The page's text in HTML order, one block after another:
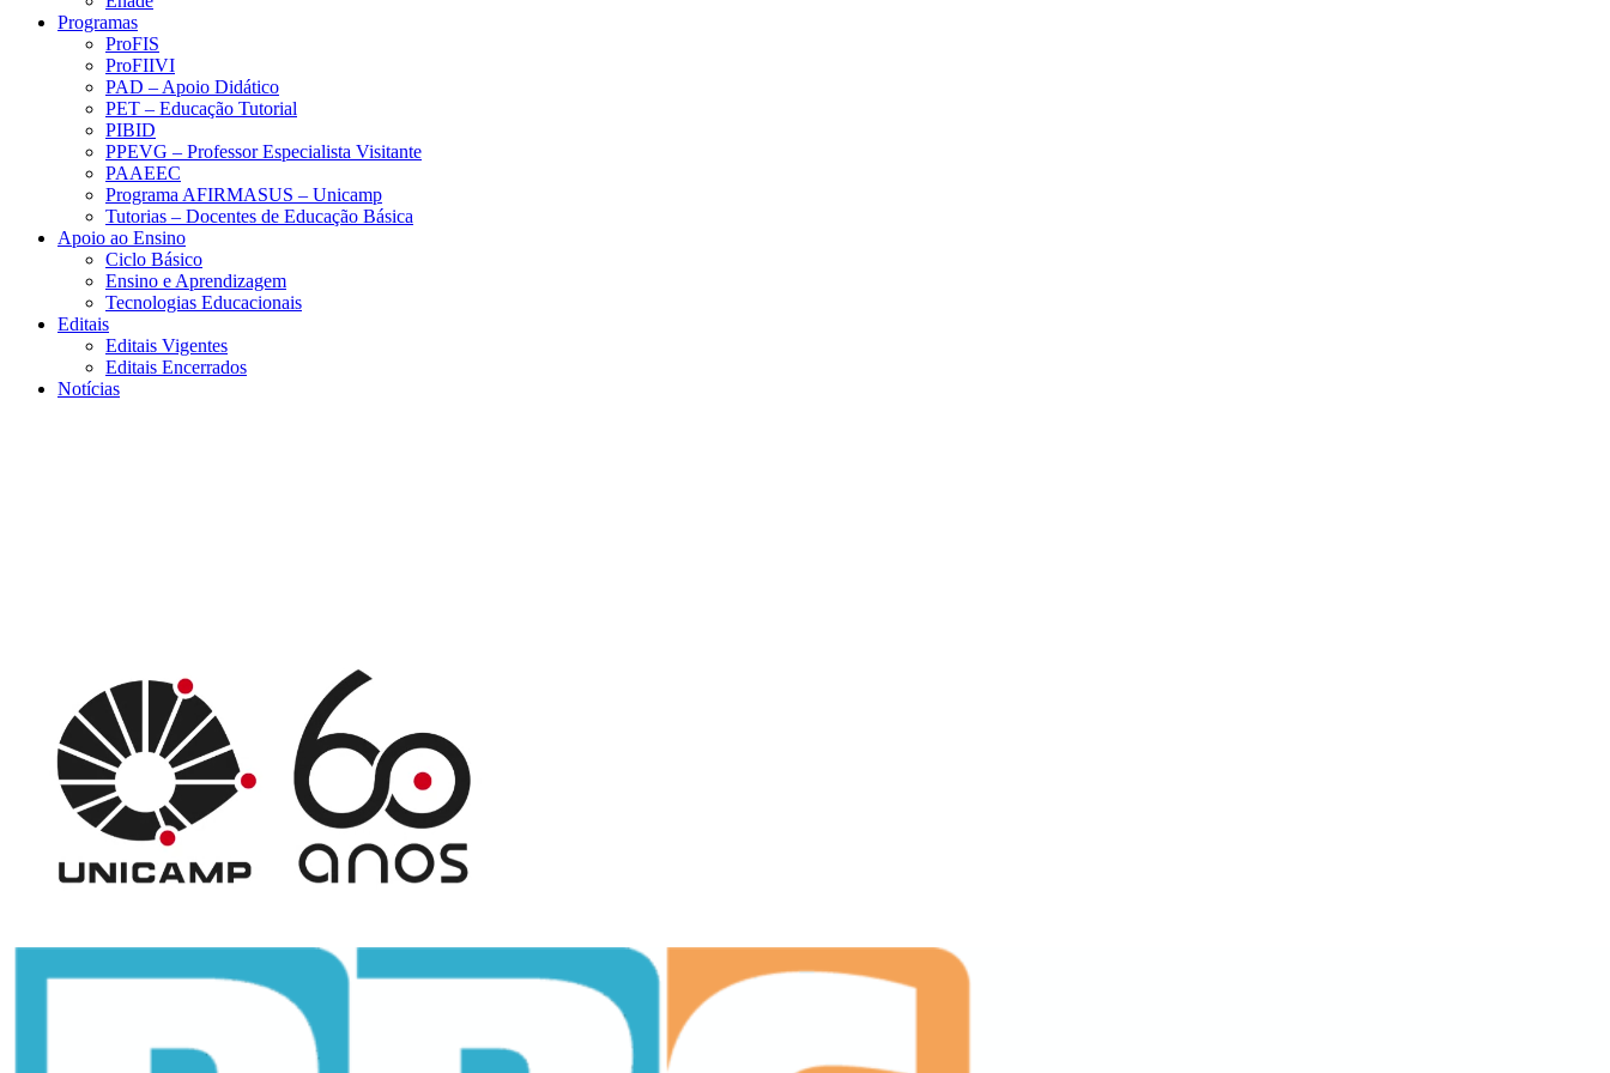
Programas
ProFIS
ProFIIVI
PAD – Apoio Didático
PET – Educação Tutorial
PIBID
PPEVG – Professor Especialista Visitante
PAAEEC
Programa AFIRMASUS – Unicamp
Tutorias – Docentes de Educação Básica
Apoio ao Ensino
Ciclo Básico
Ensino e Aprendizagem
Tecnologias Educacionais
Editais
Editais Vigentes
Editais Encerrados
Notícias